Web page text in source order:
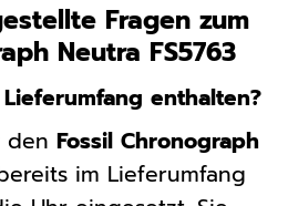
Fragen zum
Neutra FS5763
enthalten?
den Fossil Chronograph
im Lieferumfang